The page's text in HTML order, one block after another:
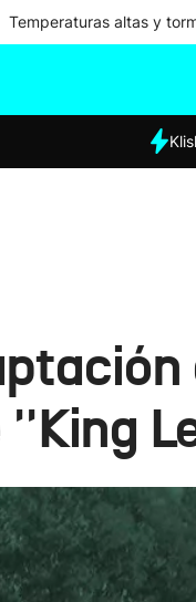
Temperaturas altas y